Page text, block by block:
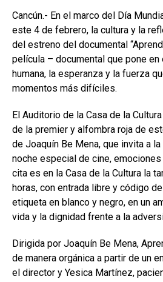
Cancún.- En el marco del Día
este 4 de febrero, la cultura y la
del estreno del documental
película – documental que pone
humana, la esperanza y la fuerza
momentos más difíciles.
El Auditorio de la Casa de la
de la premier y alfombra roja de
de Joaquín Be Mena, que invita a
noche especial de cine,
cita es en la Casa de la Cultura la
horas, con entrada libre y código
etiqueta en blanco y negro, en un
vida y la dignidad frente a la
Dirigida por Joaquín Be Mena,
de manera orgánica a partir de un
el director y Yesica Martínez,